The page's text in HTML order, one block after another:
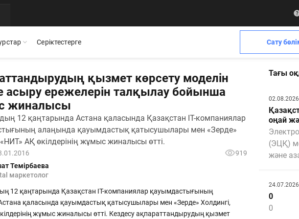
Мобильді қосымша
Documentolog қызметтерінің барлығы
смартфоныңызда — құжаттармен кез келген жерде
жұмыс істеңіз
Интеграциялар
1С, Bitrix24, Enbek және басқа қызметтерді қосып,
Орындалған жұмыстардың электрондық актілері
құжат
дайын шешім
бен
Біздің командамызға қосылып, болашақты бірге
пікірлері
Презентациялар
Documentolog шешімдері туралы өзекті
материалдарды жүктеп алыңыз
Серіктестерге Сату
қызмет көрсету моделін
асыру ережелерін талқылау бойынша
жиналысы
12 қаңтарында Астана қаласында Қазақстан IT-компаниялар
алаңында қауымдастық қатысушылары мен «Зерде»
АҚ өкілдерінің жұмыс жиналысы өтті.
919
Темірбаева
маркетолог
12 қаңтарында Қазақстан IT-компаниялар қауымдастығының
қаласында қауымдастық қатысушылары мен «Зерде» Холдингі,
жұмыс жиналысы өтті. Кездесу ақпараттандырудың қызмет
Тағы
02.08.2026
оңай
(ЭЦҚ)
және
үйден
24.07.2026
0
0